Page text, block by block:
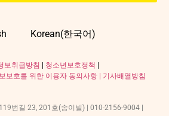
Korean(한국어)
보취급방침 청소년보호정책
보호를 위한 이용자 동의사항 | 기사배열방침
번길 23, 201호(송이빌) | 010-2156-9004 |